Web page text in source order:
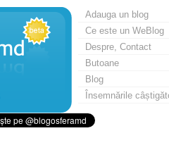
Adauga un blog
Ce este un WeBlog
Despre, Contact
Butoane
Blog
Însemnările